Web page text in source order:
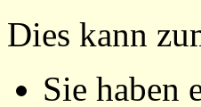
Dies kann
Sie haben